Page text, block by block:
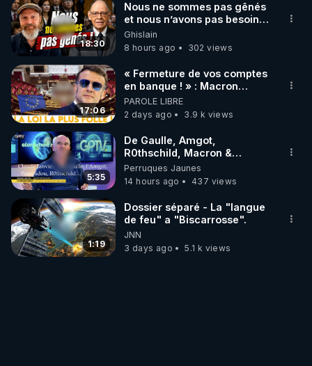
18:30
Nous ne sommes pas gênés
et nous n’avons pas besoin
de nous excuser ! #jw
#jehovah #collegecentral
Ghislain
8 hours ago
302 views
17:06
« Fermeture de vos comptes
en banque ! » : Macron
impose une loi folle !
PAROLE LIBRE
2 days ago
3.9 k views
5:35
De Gaulle, Amgot,
R0thschild, Macron &
Pompidou… Macron Claude
Janvier, GPTV, 18 X 2024
Perruques Jaunes
14 hours ago
437 views
1:19
Dossier séparé - La "langue
de feu" a "Biscarrosse".
JNN
3 days ago
5.1 k views